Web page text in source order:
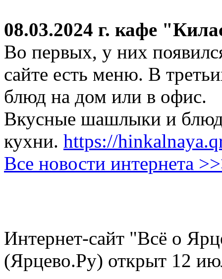
08.03.2024 г. кафе
Во первых, у них
сайте есть меню. В
блюд на дом или в офис.
Вкусные шашлыки и
кухни. https://
Все новости интернета
Интернет-сайт "Всё о
(Ярцево.Ру) открыт 12